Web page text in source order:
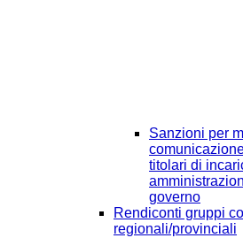
Sanzioni per
titolari di
governo
Rendiconti gruppi
regionali/provinciali